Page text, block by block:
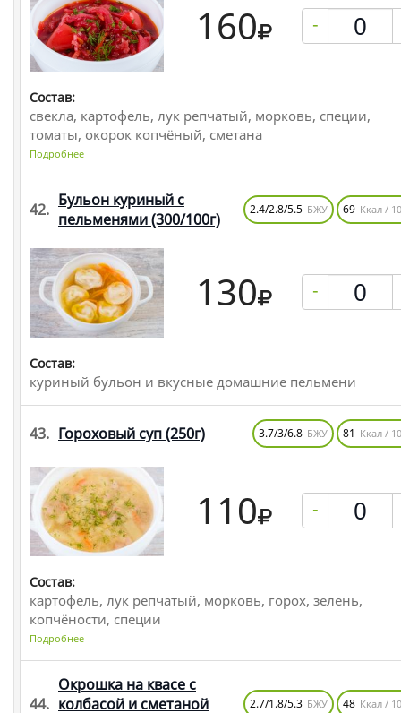
160 -
Состав:
свекла, картофель, лук репчатый, морковь, специи,
томаты, окорок копчёный, сметана
Подробнее
42. Бульон куриный с
пельменями(300/100г)
2.4/2.8/5.5 БЖУ 69 Ккал /
130 -
Состав:
куриный бульон и вкусные домашние пельмени
43. Гороховый суп(250г) 3.7/3/6.8 БЖУ 81 Ккал /
110 -
Состав:
картофель, лук репчатый, морковь, горох, зелень,
копчёности, специи
Подробнее
44.
Окрошка на квасе с
колбасой и сметаной
2.7/1.8/5.3 БЖУ 48 Ккал /